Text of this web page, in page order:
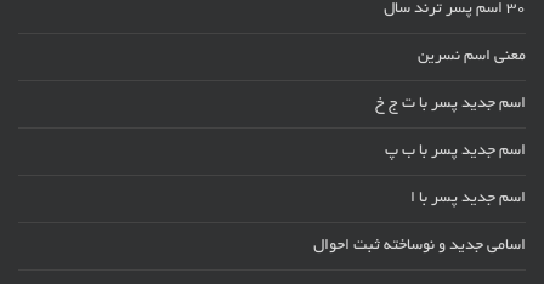
30 اسم پسر ترند سال
معنی اسم نسرین
اسم جدید پسر با ت ج خ
اسم جدید پسر با ب پ
اسم جدید پسر با ا
اسامی جدید و نوساخته ثبت احوال